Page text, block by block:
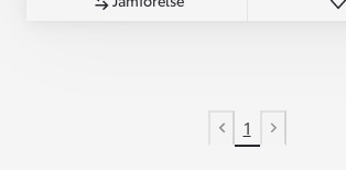
Previous page
1
Next page